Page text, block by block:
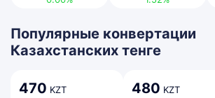
Популярные конвертации
Казахстанских тенге
470 KZT
480 KZT